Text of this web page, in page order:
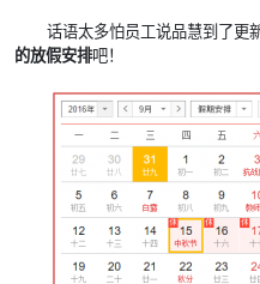
话语太多怕员工说品慧到了更
的放假安排吧！